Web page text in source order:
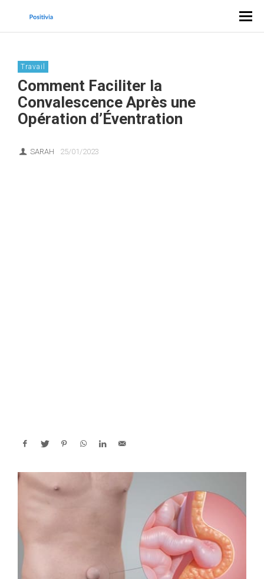
Travail
Comment Faciliter la
Convalescence Après une
Opération d’Éventration
SARAH 25/01/2023